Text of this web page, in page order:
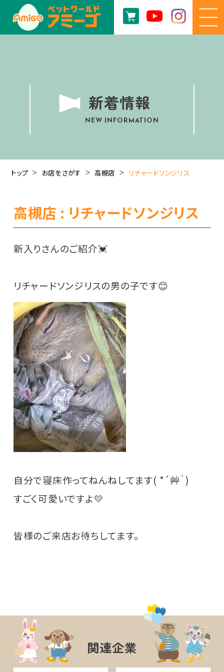
新着情報
NEW INFORMATION
トップ お店をさがす 高槻店 リチャードソンジリス
高槻店 : リチャードソンジリス
新入りさんのご紹介💓
リチャードソンジリスの男の子です😊
自分で寝床作ってねんねしてます( *´艸｀)
すごく可愛いですよ💛
皆様のご来店お待ちしてます。
関連企業